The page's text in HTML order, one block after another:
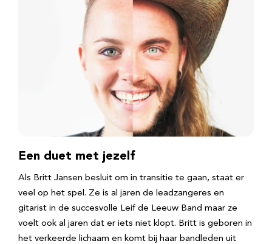
Een duet met jezelf
Als Britt Jansen besluit om in transitie te gaan, staat er
veel op het spel. Ze is al jaren de leadzangeres en
gitarist in de succesvolle Leif de Leeuw Band maar ze
voelt ook al jaren dat er iets niet klopt. Britt is geboren in
het verkeerde lichaam en komt bij haar bandleden uit